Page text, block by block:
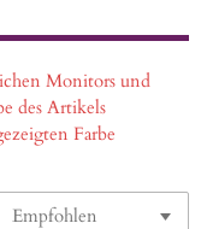
Monitors und
des Artikels
Farbe